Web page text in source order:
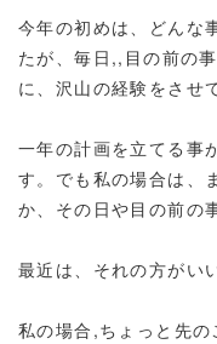
今年の初めは、どんな
たが、毎日,,目の前の
に、沢山の経験をさせ
一年の計画を立てる事
す。でも私の場合は、
か、その日や目の前の
最近は、それの方がい
私の場合,ちょっと先